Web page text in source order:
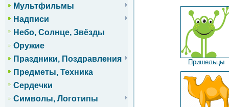
Мультфильмы
Надписи
Небо, Солнце, Звёзды
Оружие
Праздники, Поздравления
Предметы, Техника
Сердечки
Символы, Логотипы
Пришельцы